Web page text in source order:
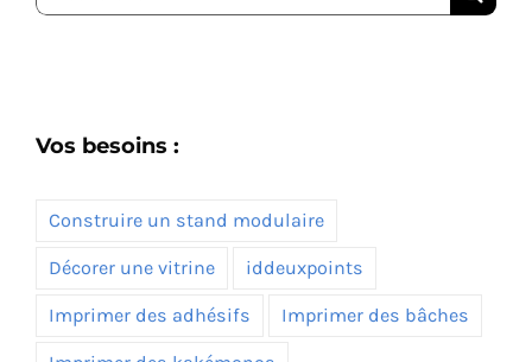
Vos besoins :
Construire un stand modulaire
Décorer une vitrine iddeuxpoints
Imprimer des adhésifs Imprimer des bâches